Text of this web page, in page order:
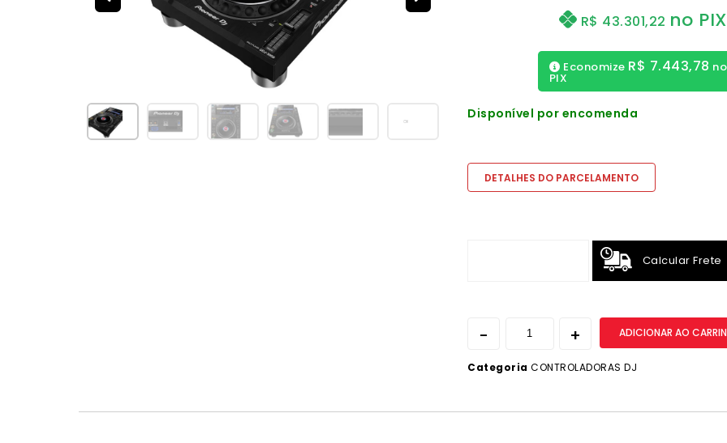
R$ 43.301,22 no PIX
Economize R$ 7.443,78 no
PIX
Disponível por encomenda
DETALHES DO PARCELAMENTO
Calcular Frete
ADICIONAR AO
Categoria CONTROLADORAS DJ